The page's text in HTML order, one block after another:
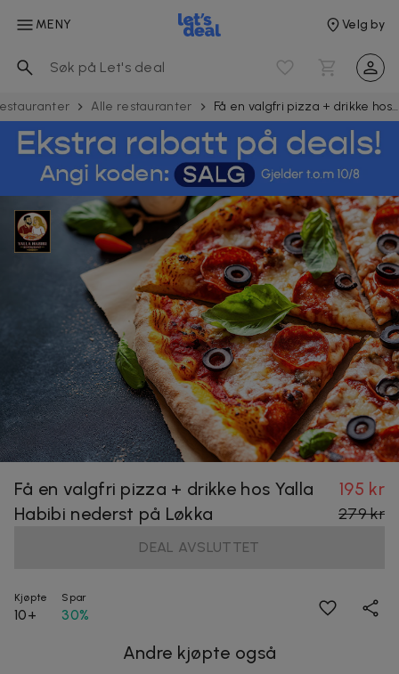
MENY Velg by
Alle restauranter Få en valgfri pizza + drikke hos Yalla Habibi nederst på Løkka
Få en valgfri pizza + drikke hos Yalla
Habibi nederst på Løkka
195 kr
279 kr
DEAL AVSLUTTET
Kjøpte
10+
Spar
30%
Andre kjøpte også